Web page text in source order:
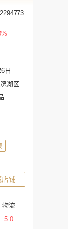
日
湖区
店铺
物流
5.0